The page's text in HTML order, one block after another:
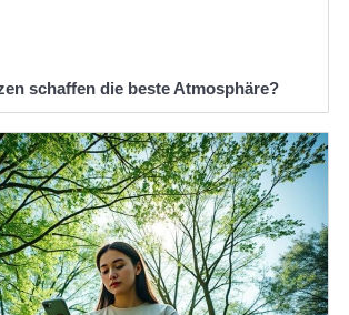
schaffen die beste Atmosphäre?